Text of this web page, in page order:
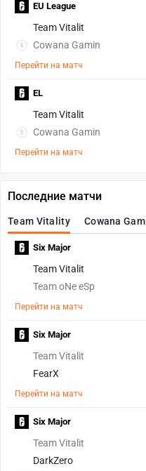
Team Vitalit
Cowana Gamin
Перейти на матч
EU League
Team Vitalit
Cowana Gamin
Перейти на матч
EL
Последние матчи
Team Vitality Cowana
Team Vitalit
Team oNe eSp
Перейти на матч
Six Major
Team Vitalit
FearX
Перейти на матч
Six Major
Team Vitalit
DarkZero
Six Major